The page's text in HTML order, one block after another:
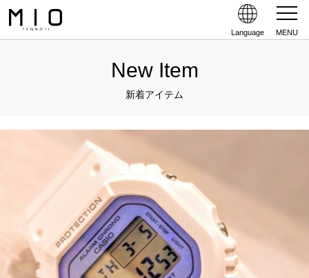
Language MENU
New Item
新着アイテム